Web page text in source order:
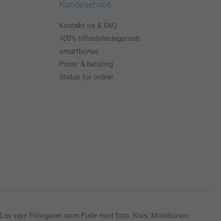
Kundeservice
Kontakt os & FAQ
100% tilfredshedsgaranti
smartbonus
Priser & betaling
Status for ordrer
Lav seje Fotogaver som Pude med foto, Krus, Mobilcover,